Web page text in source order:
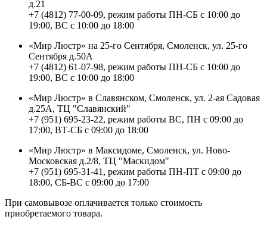
д.21
+7 (4812) 77-00-09, режим работы ПН-СБ с 10:00 до
19:00, ВС с 10:00 до 18:00
«Мир Люстр» на 25-го Сентября, Смоленск, ул. 25-го
Сентября д.50А
+7 (4812) 61-07-98, режим работы ПН-СБ с 10:00 до
19:00, ВС с 10:00 до 18:00
«Мир Люстр» в Славянском, Смоленск, ул. 2-ая Садовая
д.25А, ТЦ "Славянский"
+7 (951) 695-23-22, режим работы ВС, ПН с 09:00 до
17:00, ВТ-СБ с 09:00 до 18:00
«Мир Люстр» в Максидоме, Смоленск, ул. Ново-
Московская д.2/8, ТЦ "Маскидом"
+7 (951) 695-31-41, режим работы ПН-ПТ с 09:00 до
18:00, СБ-ВС с 09:00 до 17:00
При самовывозе оплачивается только стоимость
приобретаемого товара.